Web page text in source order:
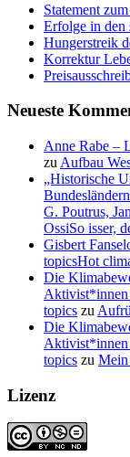
Statement
Erfolge in den
Hungerstreik
Korrektur
Neueste
Anne Rabe –
zu Aufbau
„Historische
G. Poutrus,
OssiSo isser,
Gisbert
topicsHot
Die
Aktivist*innen
topics zu
Die
Aktivist*innen
topics zu
Lizenz